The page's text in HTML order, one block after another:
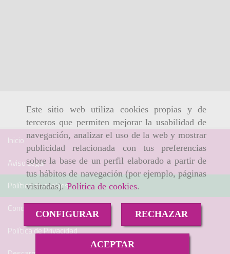
Este sitio web utiliza cookies propias y de
terceros que permiten mejorar la usabilidad de
navegación, analizar el uso de la web y mostrar
publicidad relacionada con tus preferencias
sobre la base de un perfil elaborado a partir de
tus hábitos de navegación (por ejemplo, páginas
visitadas).Política de cookies.
CONFIGURAR RECHAZAR
ACEPTAR
Inicio
Aviso Legal
Política de cookies
Condiciones de venta online
Política de Privacidad